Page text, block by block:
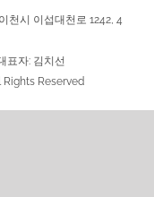
천시 이섭대천로 1242, 4
표자: 김치선
Rights Reserved